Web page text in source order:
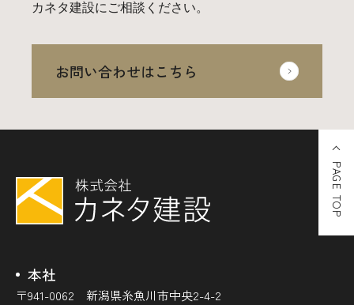
カネタ建設にご相談ください。
お問い合わせはこちら
本社
〒941-0062 新潟県糸魚川市中央2-4-2
PAGE TOP